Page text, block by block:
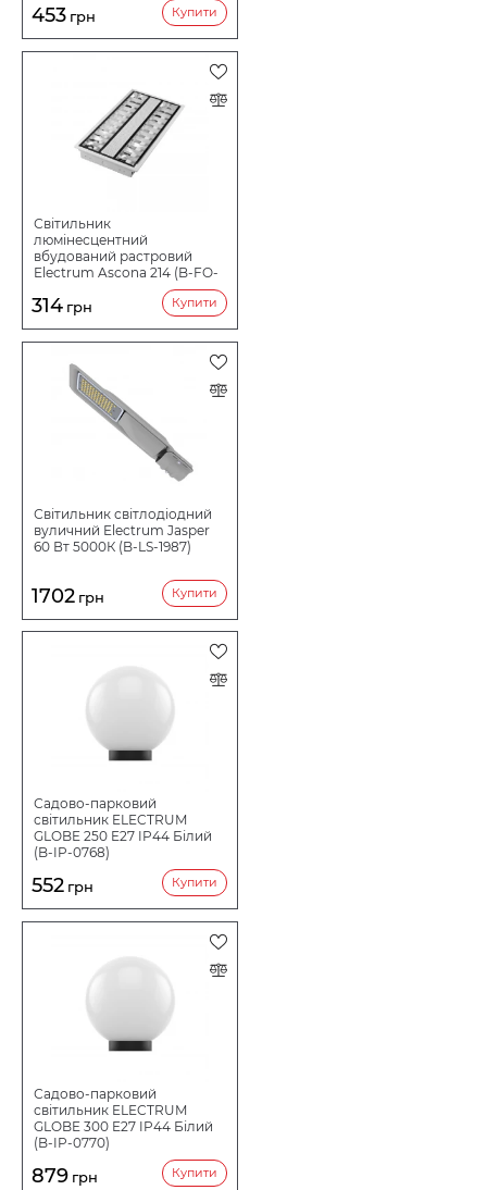
453 грн Купити
Світильник
люмінесцентний
вбудований растровий
Electrum Ascona 214 (B-FO-
314 грн Купити
Світильник світлодіодний
вуличний Electrum Jasper
60 Вт 5000К (B-LS-1987)
1702 грн Купити
Садово-парковий
світильник ELECTRUM
GLOBE 250 E27 IP44 Білий
(B-IP-0768)
552 грн Купити
Садово-парковий
світильник ELECTRUM
GLOBE 300 E27 IP44 Білий
(B-IP-0770)
879 грн Купити